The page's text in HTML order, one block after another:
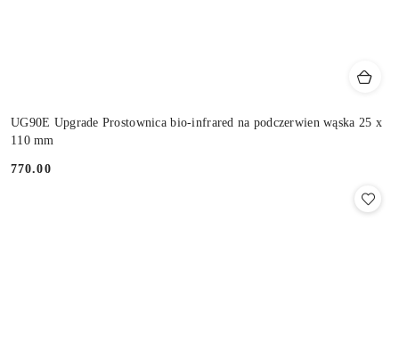
UG90E Upgrade Prostownica bio-infrared na podczerwien wąska 25 x
110 mm
Cena:
770.00